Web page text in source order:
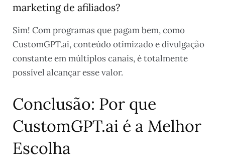
marketing de afiliados?
Sim! Com programas que pagam bem, como
CustomGPT.ai, conteúdo otimizado e divulgação
constante em múltiplos canais, é totalmente
possível alcançar esse valor.
Conclusão: Por que
CustomGPT.ai é a Melhor
Escolha